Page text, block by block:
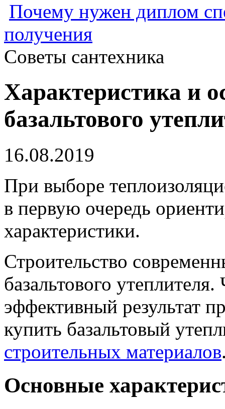
Почему нужен диплом
получения
Советы сантехника
Характеристика и
базальтового
16.08.2019
При выборе
в первую очередь
характеристики.
Строительство
базальтового
эффективный результат
купить базальтовый
строительных материалов
Основные